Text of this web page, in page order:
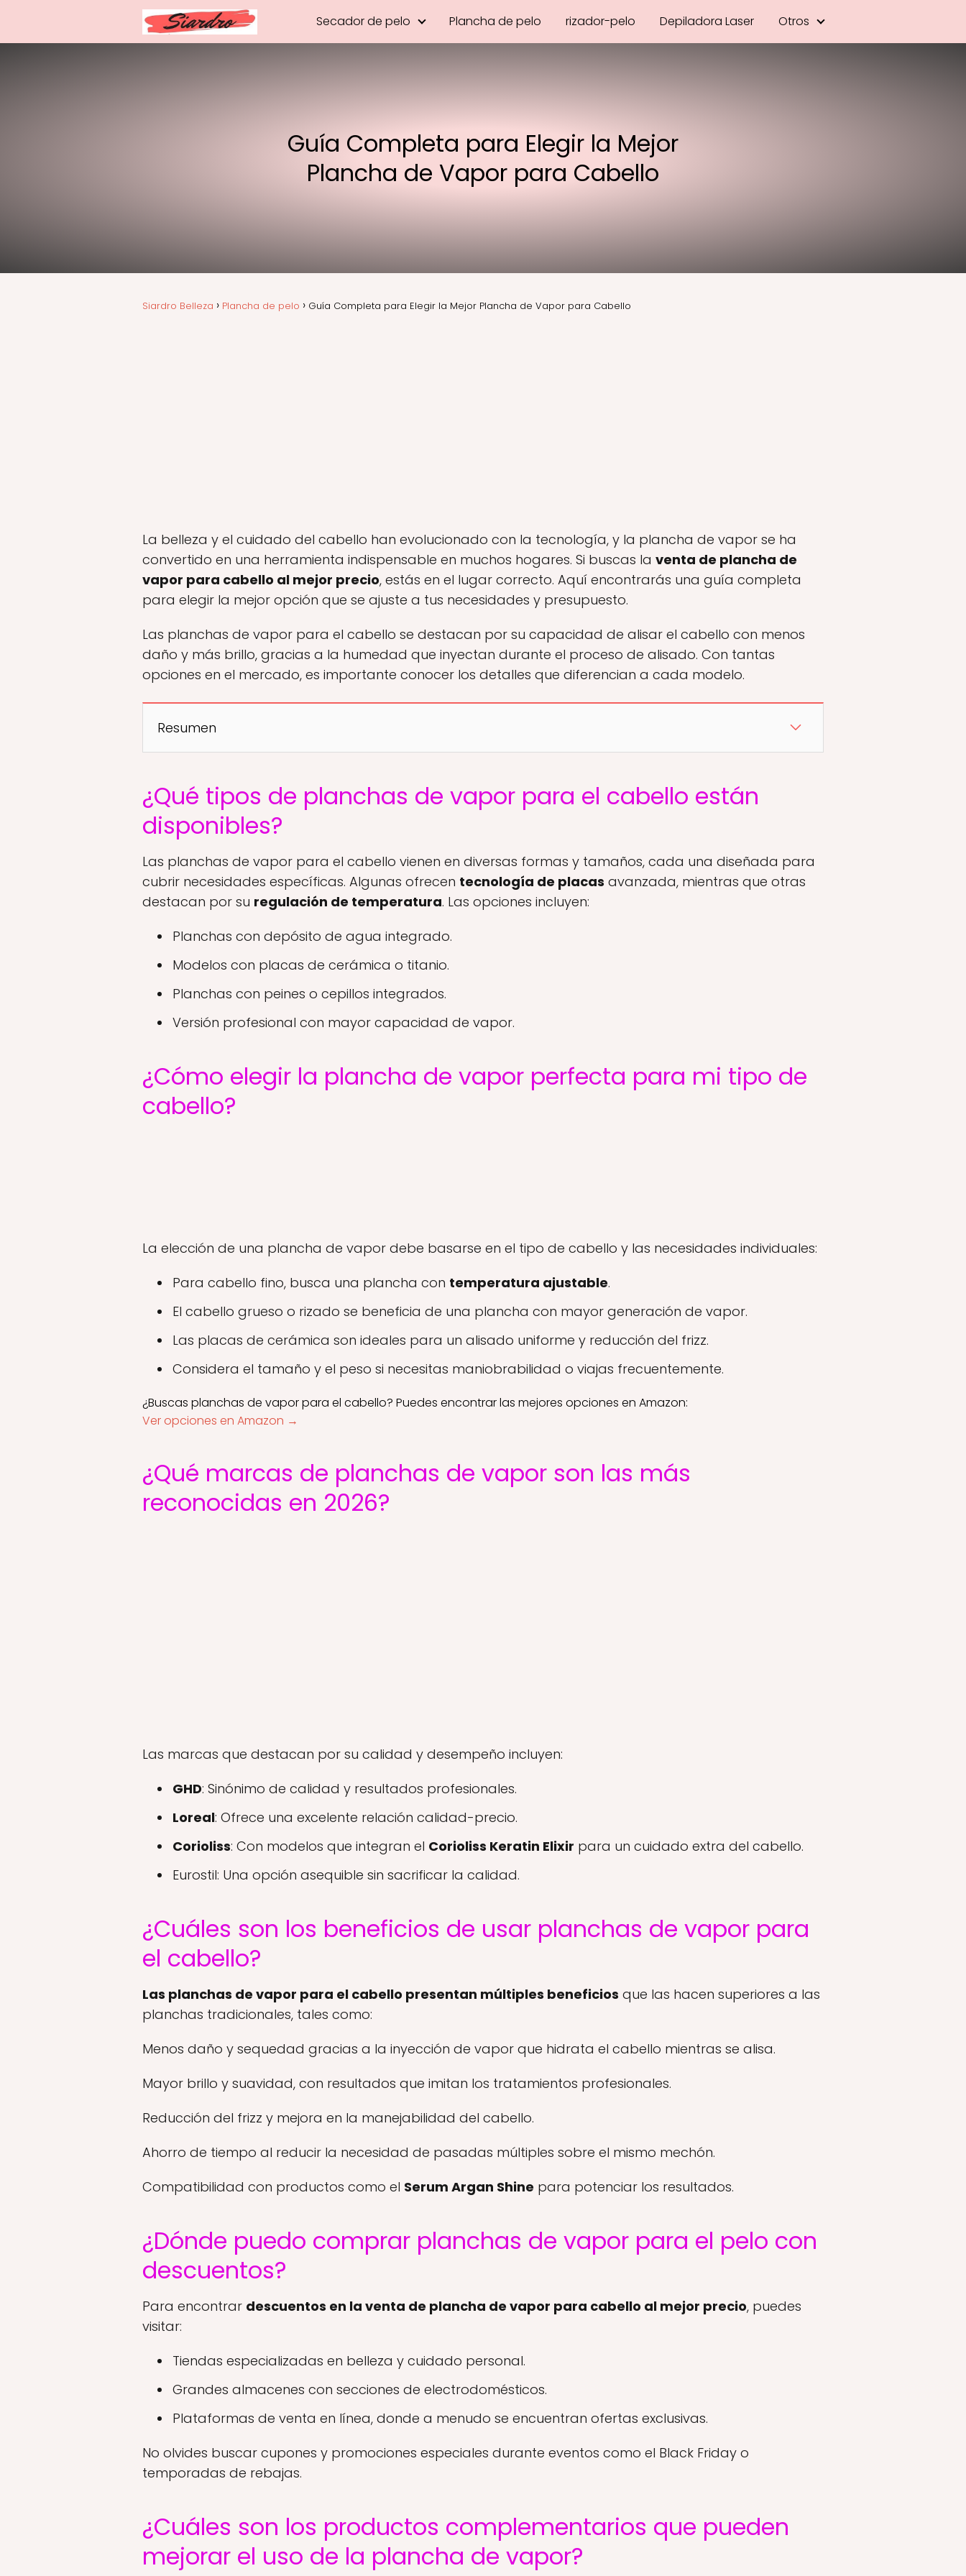
Secador de pelo Plancha de pelo rizador-pelo Depiladora Laser Otros
Guía Completa para Elegir la Mejor
Plancha de Vapor para Cabello
Siardro Belleza Plancha de pelo Guía Completa para Elegir la Mejor Plancha de Vapor para Cabello
La belleza y el cuidado del cabello han evolucionado con la tecnología, y la plancha de vapor se ha
convertido en una herramienta indispensable en muchos hogares. Si buscas la venta de plancha de
vapor para cabello al mejor precio, estás en el lugar correcto. Aquí encontrarás una guía completa
para elegir la mejor opción que se ajuste a tus necesidades y presupuesto.
Las planchas de vapor para el cabello se destacan por su capacidad de alisar el cabello con menos
daño y más brillo, gracias a la humedad que inyectan durante el proceso de alisado. Con tantas
opciones en el mercado, es importante conocer los detalles que diferencian a cada modelo.
Resumen
¿Qué tipos de planchas de vapor para el cabello están
disponibles?
Las planchas de vapor para el cabello vienen en diversas formas y tamaños, cada una diseñada para
cubrir necesidades específicas. Algunas ofrecen tecnología de placas avanzada, mientras que otras
destacan por su regulación de temperatura. Las opciones incluyen:
Planchas con depósito de agua integrado.
Modelos con placas de cerámica o titanio.
Planchas con peines o cepillos integrados.
Versión profesional con mayor capacidad de vapor.
¿Cómo elegir la plancha de vapor perfecta para mi tipo de
cabello?
La elección de una plancha de vapor debe basarse en el tipo de cabello y las necesidades individuales:
Para cabello fino, busca una plancha con temperatura ajustable.
El cabello grueso o rizado se beneficia de una plancha con mayor generación de vapor.
Las placas de cerámica son ideales para un alisado uniforme y reducción del frizz.
Considera el tamaño y el peso si necesitas maniobrabilidad o viajas frecuentemente.
¿Buscas planchas de vapor para el cabello? Puedes encontrar las mejores opciones en Amazon:
Ver opciones en Amazon →
¿Qué marcas de planchas de vapor son las más
reconocidas en 2026?
Las marcas que destacan por su calidad y desempeño incluyen:
GHD: Sinónimo de calidad y resultados profesionales.
Loreal: Ofrece una excelente relación calidad-precio.
Corioliss: Con modelos que integran el Corioliss Keratin Elixir para un cuidado extra del cabello.
Eurostil: Una opción asequible sin sacrificar la calidad.
¿Cuáles son los beneficios de usar planchas de vapor para
el cabello?
Las planchas de vapor para el cabello presentan múltiples beneficios que las hacen superiores a las
planchas tradicionales, tales como:
Menos daño y sequedad gracias a la inyección de vapor que hidrata el cabello mientras se alisa.
Mayor brillo y suavidad, con resultados que imitan los tratamientos profesionales.
Reducción del frizz y mejora en la manejabilidad del cabello.
Ahorro de tiempo al reducir la necesidad de pasadas múltiples sobre el mismo mechón.
Compatibilidad con productos como el Serum Argan Shine para potenciar los resultados.
¿Dónde puedo comprar planchas de vapor para el pelo con
descuentos?
Para encontrar descuentos en la venta de plancha de vapor para cabello al mejor precio, puedes
visitar:
Tiendas especializadas en belleza y cuidado personal.
Grandes almacenes con secciones de electrodomésticos.
Plataformas de venta en línea, donde a menudo se encuentran ofertas exclusivas.
No olvides buscar cupones y promociones especiales durante eventos como el Black Friday o
temporadas de rebajas.
¿Cuáles son los productos complementarios que pueden
mejorar el uso de la plancha de vapor?